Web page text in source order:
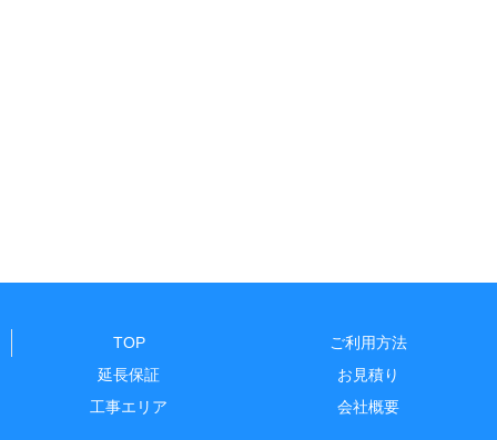
TOP
ご利用方法
延長保証
お見積り
工事エリア
会社概要